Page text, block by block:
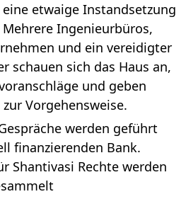
etwaige Instandsetzung
Ingenieurbüros,
und ein vereidigter
schauen sich das Haus an,
und geben
Vorgehensweise.
werden geführt
finanzierenden Bank.
Shantivasi Rechte werden